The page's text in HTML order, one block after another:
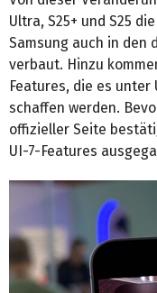
Ultra, S25+ und S25
Samsung auch in den
verbaut. Hinzu
Features, die es
schaffen werden.
offizieller Seite
UI-7-Features